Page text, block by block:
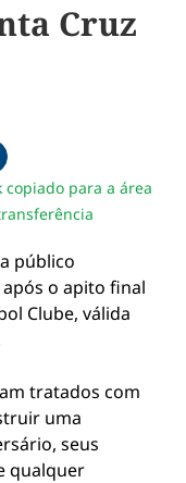
Cruz
no twitterpelo email
link da notícia
copiado para a área
público
o apito final
Clube, válida
tratados com
uma
seus
qualquer